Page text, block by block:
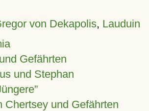
von Dekapolis, Lauduin
Gefährten
und Stephan
Chertsey und Gefährten